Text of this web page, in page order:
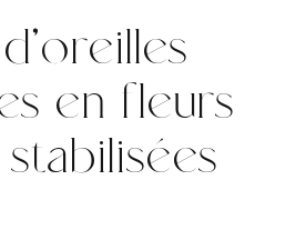
en fleurs